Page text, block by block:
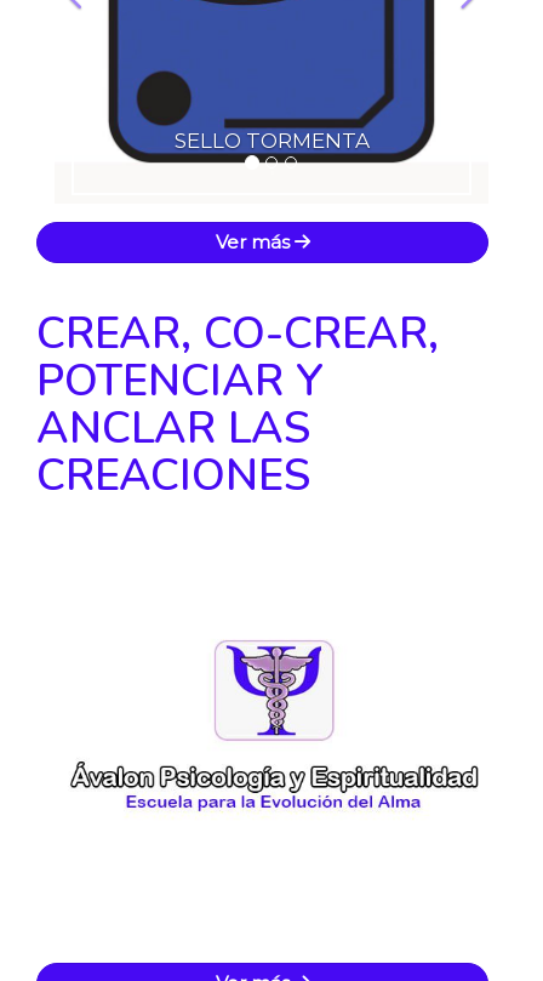
SELLO TORMENTA
Ver más
CREAR, CO-CREAR,
POTENCIAR Y
ANCLAR LAS
CREACIONES